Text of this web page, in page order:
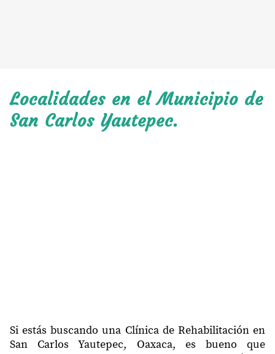
Localidades en el Municipio de
San Carlos Yautepec.
Si estás buscando una Clínica de Rehabilitación en
San Carlos Yautepec, Oaxaca, es bueno que